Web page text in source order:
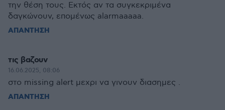
την θέση τους. Εκτός αν τα συγκεκριμένα
δαγκώνουν, επομένως alarmaaaaa.
ΑΠΑΝΤΗΣΗ
τις βαζουν
16.06.2025, 08:06
στο missing alert μεχρι να γινουν διασημες .
ΑΠΑΝΤΗΣΗ